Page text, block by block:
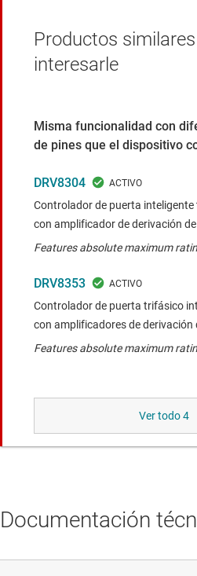
Productos
interesarle
Misma funcionalidad con
de pines que el dispositivo
DRV8304
Controlador de puerta
con amplificador de derivación
Features absolute maximum
DRV8353
Controlador de puerta trifásico
con amplificadores de derivación
Features absolute maximum
Documentación